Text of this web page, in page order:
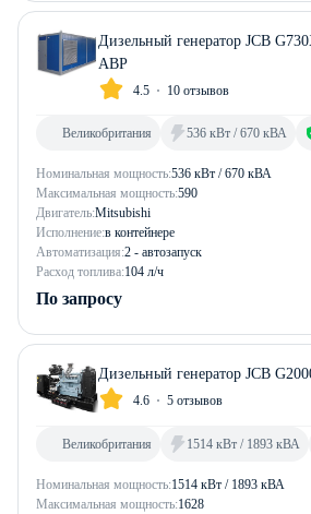
Дизельный генератор JCB
АВР
4.5 10 отзывов
Номинальная мощность:536 кВт / 670 кВА
Максимальная мощность:590
Двигатель:Mitsubishi
Исполнение:в контейнере
Автоматизация:2 - автозапуск
Расход топлива:104 л/ч
Великобритания 536 кВт / 670 кВА
По запросу
Дизельный генератор JCB
4.6 5 отзывов
Номинальная мощность:1514 кВт / 1893 кВА
Максимальная мощность:1628
Великобритания 1514 кВт / 1893 кВА